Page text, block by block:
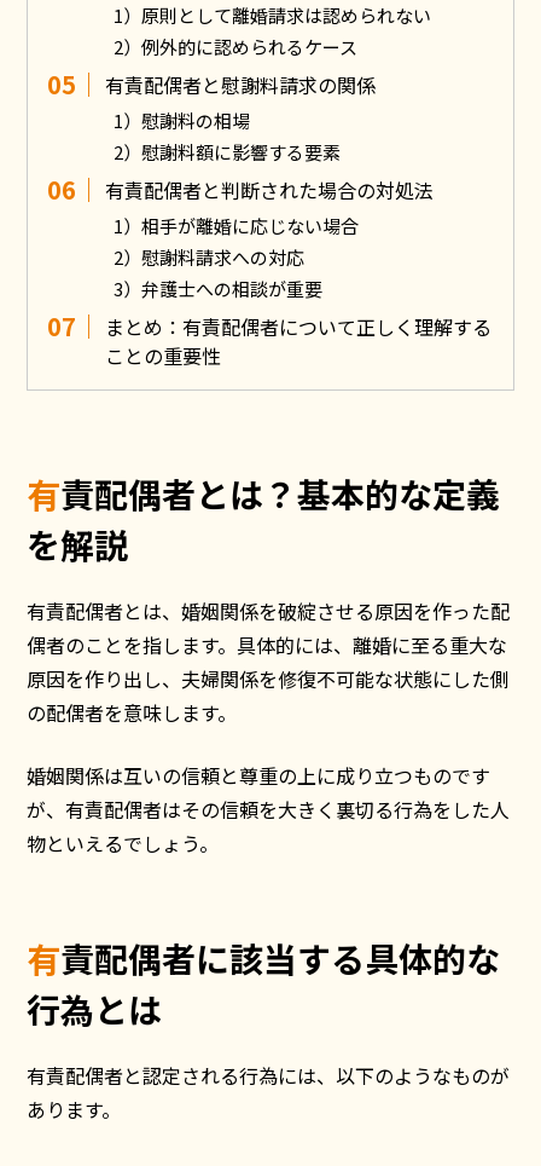
原則として離婚請求は認められない
例外的に認められるケース
有責配偶者と慰謝料請求の関係
慰謝料の相場
慰謝料額に影響する要素
有責配偶者と判断された場合の対処法
相手が離婚に応じない場合
慰謝料請求への対応
弁護士への相談が重要
まとめ：有責配偶者について正しく理解する
ことの重要性
有責配偶者とは？基本的な定義
を解説
有責配偶者とは、婚姻関係を破綻させる原因を作った配
偶者のことを指します。具体的には、離婚に至る重大な
原因を作り出し、夫婦関係を修復不可能な状態にした側
の配偶者を意味します。
婚姻関係は互いの信頼と尊重の上に成り立つものです
が、有責配偶者はその信頼を大きく裏切る行為をした人
物といえるでしょう。
有責配偶者に該当する具体的な
行為とは
有責配偶者と認定される行為には、以下のようなものが
あります。